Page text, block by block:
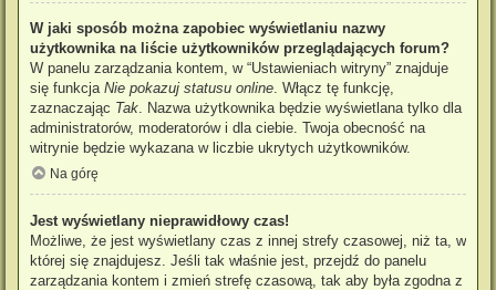
W jaki sposób można zapobiec wyświetlaniu nazwy
użytkownika na liście użytkowników przeglądających forum?
W panelu zarządzania kontem, w “Ustawieniach witryny” znajduje
się funkcja Nie pokazuj statusu online . Włącz tę funkcję,
zaznaczając Tak . Nazwa użytkownika będzie wyświetlana tylko dla
administratorów, moderatorów i dla ciebie. Twoja obecność na
witrynie będzie wykazana w liczbie ukrytych użytkowników.
Na górę
Jest wyświetlany nieprawidłowy czas!
Możliwe, że jest wyświetlany czas z innej strefy czasowej, niż ta, w
której się znajdujesz. Jeśli tak właśnie jest, przejdź do panelu
zarządzania kontem i zmień strefę czasową, tak aby była zgodna z